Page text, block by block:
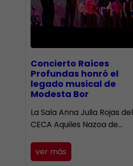
​Concierto Raíces
Profundas honró el
legado musical de
Modesta Bor
La Sala Anna Julia Rojas del
CECA Aquiles Nazoa de…
ver más